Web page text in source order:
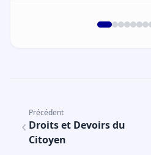
Précédent
Droits et Devoirs du
Citoyen